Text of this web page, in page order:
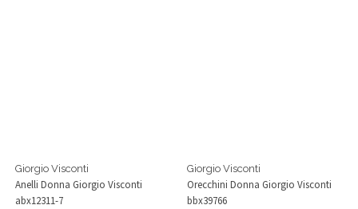
Giorgio Visconti
Anelli Donna Giorgio Visconti
abx12311-7
Giorgio Visconti
Orecchini Donna Giorgio Visconti
bbx39766